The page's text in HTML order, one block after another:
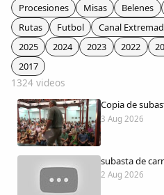
Biblioteca
Periódico Alconétar
Foros
Idiosincrasia
Diccionario
Procesiones
Misas Belenes
Rutas
Futbol Canal
2025
2024 2023 2022
2017
1324 videos
Copia de
3 Aug 2026
subasta de
2 Aug 2026